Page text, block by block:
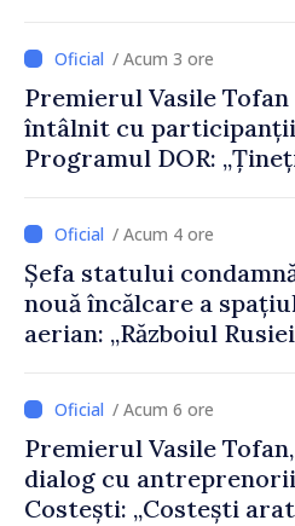
Moldova
/ Acum 3 ore
Premierul Vasile Tofan
întâlnit cu
Programul DOR:
feriți de încercări și
doar astfel puteți reuși”
/ Acum 4 ore
Șefa statului
nouă încălcare a
aerian: „Războiul
/ Acum 6 ore
Premierul Vasile
dialog cu
Costești: „Costești